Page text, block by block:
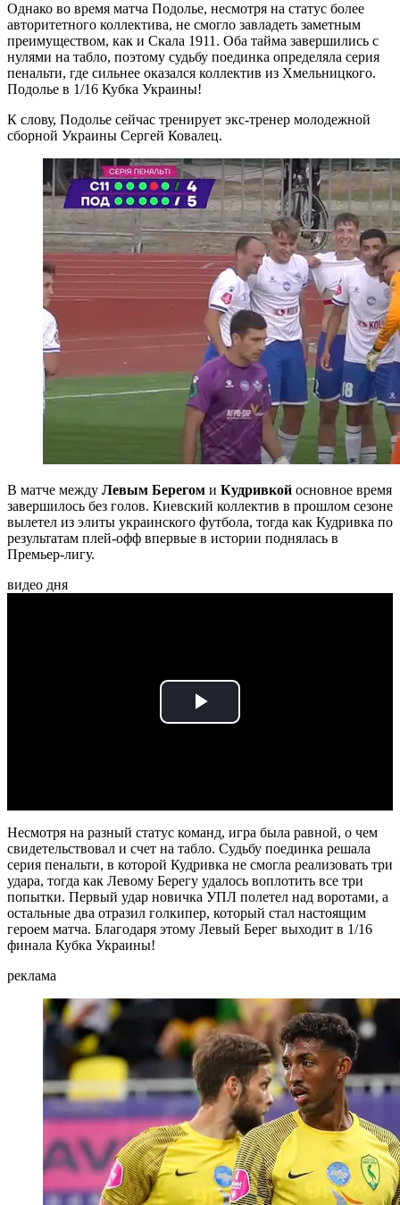
Однако во время матча Подолье, несмотря на статус более
авторитетного коллектива, не смогло завладеть заметным
преимуществом, как и Скала 1911. Оба тайма завершились с
нулями на табло, поэтому судьбу поединка определяла серия
пенальти, где сильнее оказался коллектив из Хмельницкого.
Подолье в 1/16 Кубка Украины!
К слову, Подолье сейчас тренирует экс-тренер молодежной
сборной Украины Сергей Ковалец.
В матче между Левым Берегом и Кудривкой основное время
завершилось без голов. Киевский коллектив в прошлом сезоне
вылетел из элиты украинского футбола, тогда как Кудривка по
результатам плей-офф впервые в истории поднялась в
Премьер-лигу.
видео дня
Play
Несмотря на разный статус команд, игра была равной, о чем
свидетельствовал и счет на табло. Судьбу поединка решала
серия пенальти, в которой Кудривка не смогла реализовать три
удара, тогда как Левому Берегу удалось воплотить все три
попытки. Первый удар новичка УПЛ полетел над воротами, а
остальные два отразил голкипер, который стал настоящим
героем матча. Благодаря этому Левый Берег выходит в 1/16
финала Кубка Украины!
реклама